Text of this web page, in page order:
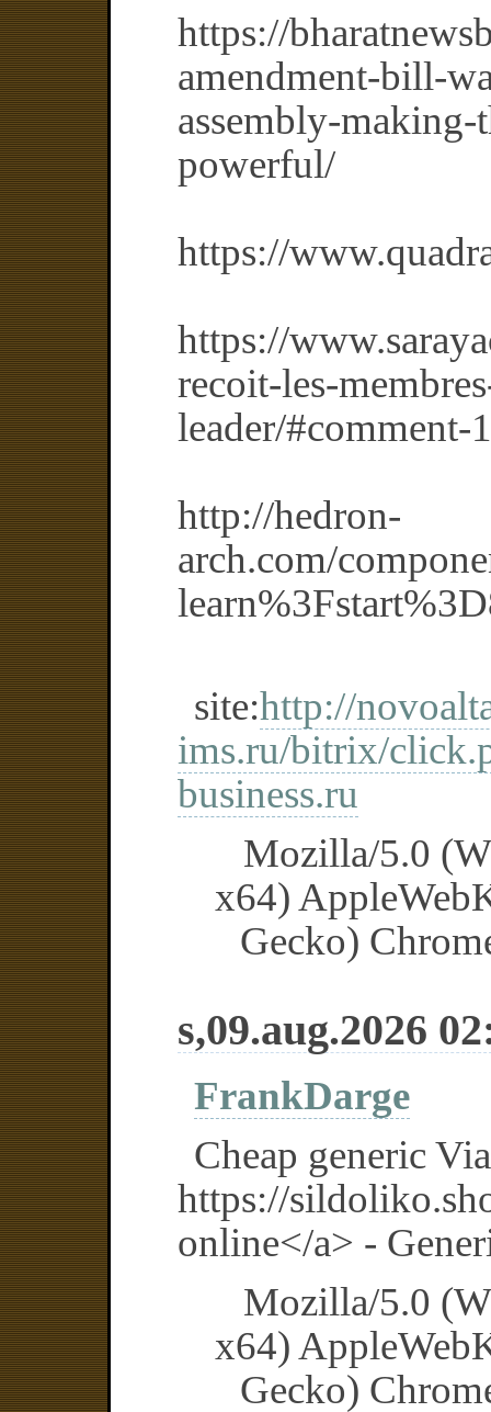
https://
amendment-bill-
assembly-
powerful/
https://
https://
recoit-les-
leader/#comment-
http://hedron-
arch.com/
site:http://
ims.ru/bitrix/
business.ru
Mozilla/5.0
x64)
Gecko)
s,09.aug.2026
FrankDarge
Cheap generic
https://
online</a> -
Mozilla/5.0
x64)
Gecko)